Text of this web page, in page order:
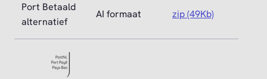
Port Betaald
alternatief
AI formaat zip (49Kb)